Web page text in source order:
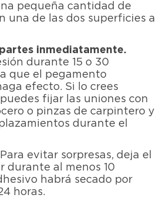
pequeña cantidad de
una de las dos superficies a
inmediatamente.
durante 15 o 30
que el pegamento
efecto. Si lo crees
fijar las uniones con
o pinzas de carpintero y
durante el
evitar sorpresas, deja el
durante al menos 10
habrá secado por
horas.